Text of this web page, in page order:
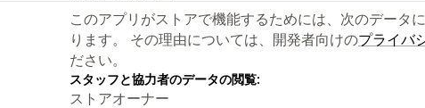
このアプリがストアで機能するためには、次のデータ
ります。 その理由については、開発者向けのプライバ
ださい。
スタッフと協力者のデータの閲覧:
ストアオーナー